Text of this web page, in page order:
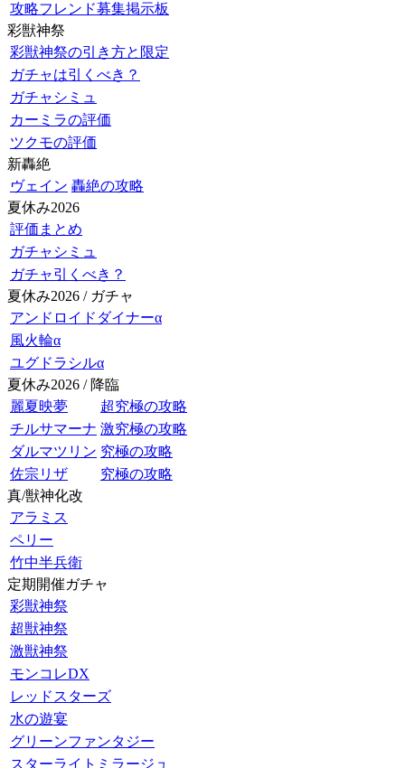
攻略フレンド募集掲示板
彩獣神祭
彩獣神祭の引き方と限定
ガチャは引くべき？
ガチャシミュ
カーミラの評価
ツクモの評価
新轟絶
ヴェイン 轟絶の攻略
夏休み2026
評価まとめ
ガチャシミュ
ガチャ引くべき？
夏休み2026 / ガチャ
アンドロイドダイナーα
風火輪α
ユグドラシルα
夏休み2026 / 降臨
麗夏映夢
超究極の攻略
チルサマーナ 激究極の攻略
ダルマツリン 究極の攻略
佐宗リザ
究極の攻略
真/獣神化改
アラミス
ペリー
竹中半兵衛
定期開催ガチャ
彩獣神祭
超獣神祭
激獣神祭
モンコレDX
レッドスターズ
水の遊宴
グリーンファンタジー
スターライトミラージュ